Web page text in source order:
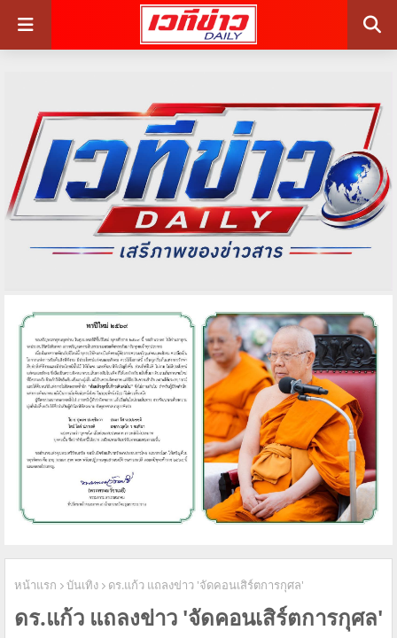
หน้าแรก บันเทิง ดร.แก้ว แถลงข่าว 'จัดคอนเสิร์ตการกุศล'
ดร.แก้ว แถลงข่าว 'จัดคอนเสิร์ตการกุศล'